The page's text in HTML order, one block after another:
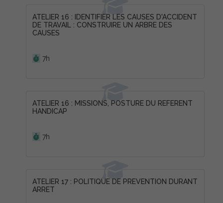
ATELIER 16 : IDENTIFIER LES CAUSES D'ACCIDENT
DE TRAVAIL : CONSTRUIRE UN ARBRE DES
CAUSES
7h
ATELIER 16 : MISSIONS, POSTURE DU REFERENT
HANDICAP
7h
ATELIER 17 : POLITIQUE DE PREVENTION DURANT
ARRET